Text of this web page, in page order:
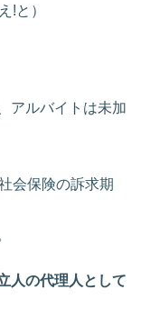
!と）
アルバイトは未加
会保険の訴求期
人の代理人として